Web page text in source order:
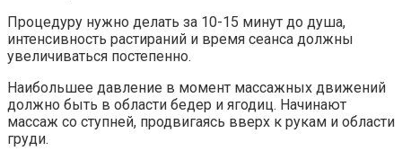
Процедуру нужно делать за 10-15 минут до душа,
интенсивность растираний и время сеанса должны
увеличиваться постепенно.
Наибольшее давление в момент массажных движений
должно быть в области бедер и ягодиц. Начинают
массаж со ступней, продвигаясь вверх к рукам и области
груди.